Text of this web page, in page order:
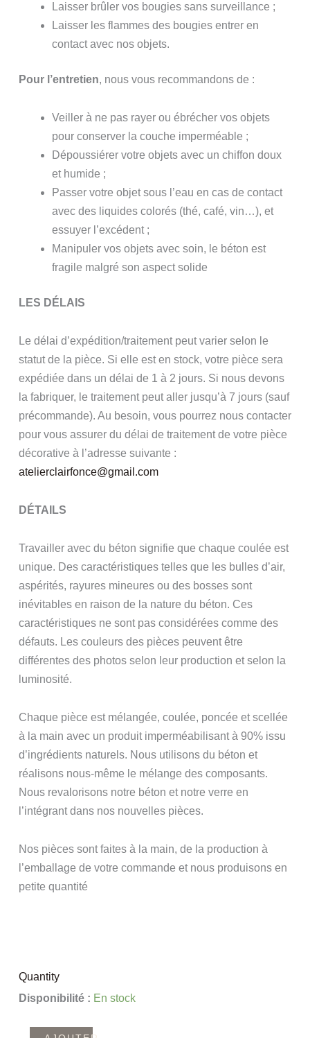
Laisser brûler vos bougies sans surveillance ;
Laisser les flammes des bougies entrer en
contact avec nos objets.
Pour l’entretien, nous vous recommandons de :
Veiller à ne pas rayer ou ébrécher vos objets
pour conserver la couche imperméable ;
Dépoussiérer votre objets avec un chiffon doux
et humide ;
Passer votre objet sous l’eau en cas de contact
avec des liquides colorés (thé, café, vin…), et
essuyer l’excédent ;
Manipuler vos objets avec soin, le béton est
fragile malgré son aspect solide
LES DÉLAIS
Le délai d’expédition/traitement peut varier selon le
statut de la pièce. Si elle est en stock, votre pièce sera
expédiée dans un délai de 1 à 2 jours. Si nous devons
la fabriquer, le traitement peut aller jusqu’à 7 jours (sauf
précommande). Au besoin, vous pourrez nous contacter
pour vous assurer du délai de traitement de votre pièce
décorative à l’adresse suivante :
atelierclairfonce@gmail.com
DÉTAILS
Travailler avec du béton signifie que chaque coulée est
unique. Des caractéristiques telles que les bulles d’air,
aspérités, rayures mineures ou des bosses sont
inévitables en raison de la nature du béton. Ces
caractéristiques ne sont pas considérées comme des
défauts. Les couleurs des pièces peuvent être
différentes des photos selon leur production et selon la
luminosité.
Chaque pièce est mélangée, coulée, poncée et scellée
à la main avec un produit imperméabilisant à 90% issu
d’ingrédients naturels. Nous utilisons du béton et
réalisons nous-même le mélange des composants.
Nous revalorisons notre béton et notre verre en
l’intégrant dans nos nouvelles pièces.
Nos pièces sont faites à la main, de la production à
l’emballage de votre commande et nous produisons en
petite quantité
Quantity
Disponibilité : En stock
quantité